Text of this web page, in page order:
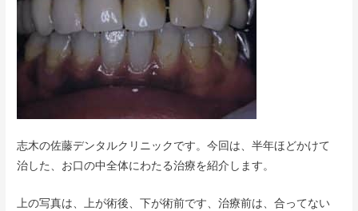
志木の佐藤デンタルクリニックです。今回は、半年ほどかけて
治した、お口の中全体にわたる治療を紹介します。
上の写真は、上が術後、下が術前です、治療前は、合ってない